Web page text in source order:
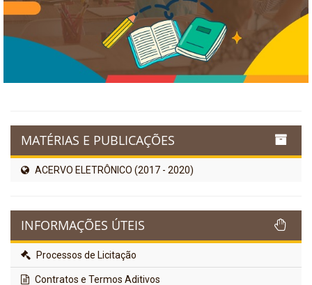
MATÉRIAS E PUBLICAÇÕES
ACERVO ELETRÔNICO (2017 - 2020)
INFORMAÇÕES ÚTEIS
Processos de Licitação
Contratos e Termos Aditivos